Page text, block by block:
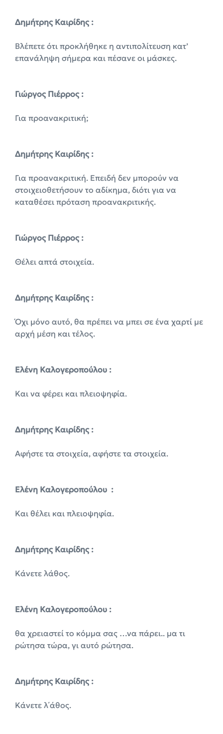
Δημήτρης Καιρίδης :
Βλέπετε ότι προκλήθηκε η αντιπολίτευση κατ’
επανάληψη σήμερα και πέσανε οι μάσκες.
Γιώργος Πιέρρος :
Για προανακριτική;
Δημήτρης Καιρίδης :
Για προανακριτική. Επειδή δεν μπορούν να
στοιχειοθετήσουν το αδίκημα, διότι για να
καταθέσει πρόταση προανακριτικής.
Γιώργος Πιέρρος :
Θέλει απτά στοιχεία.
Δημήτρης Καιρίδης :
Όχι μόνο αυτό, θα πρέπει να μπει σε ένα χαρτί με
αρχή μέση και τέλος.
Ελένη Καλογεροπούλου :
Και να φέρει και πλειοψηφία.
Δημήτρης Καιρίδης :
Αφήστε τα στοιχεία, αφήστε τα στοιχεία.
Ελένη Καλογεροπούλου :
Και θέλει και πλειοψηφία.
Δημήτρης Καιρίδης :
Κάνετε λάθος.
Ελένη Καλογεροπούλου :
θα χρειαστεί το κόμμα σας …να πάρει.. μα τι
ρώτησα τώρα, γι αυτό ρώτησα.
Δημήτρης Καιρίδης :
Κάνετε λ΄άθος.